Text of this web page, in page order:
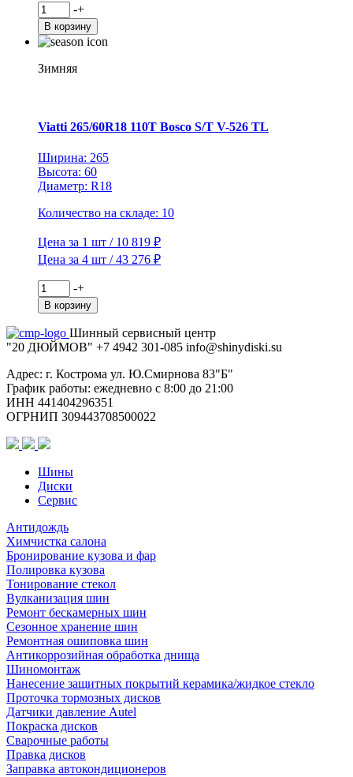
Количество
товара
Viatti
195/70R15C
104/102R
524
TL
-+
В корзину
Зимняя
Viatti 265/60R18 110T Bosco S/T V-526 TL
Ширина: 265
Высота: 60
Диаметр: R18
Количество на складе: 10
Цена за 1 шт / 10 819 ₽
Цена за 4 шт / 43 276 ₽
Количество
товара
Viatti
265/60R18
110T
S/T
V-
526
TL
-+
В корзину
Шинный сервисный центр
"20 ДЮЙМОВ" +7 4942 301-085 info@shinydiski.su
Адрес: г. Кострома ул. Ю.Смирнова 83"Б"
График работы: ежедневно с 8:00 до 21:00
ИНН 441404296351
ОГРНИП 309443708500022
Шины
Диски
Сервис
Антидождь
Химчистка салона
Бронирование кузова и фар
Полировка кузова
Тонирование стекол
Вулканизация шин
Ремонт бескамерных шин
Сезонное хранение шин
Ремонтная ошиповка шин
Антикоррозийная обработка днища
Шиномонтаж
Нанесение защитных покрытий керамика/жидкое стекло
Проточка тормозных дисков
Датчики давление Autel
Покраска дисков
Сварочные работы
Правка дисков
Заправка автокондиционеров